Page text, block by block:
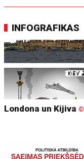
INFOGRAFIKAS
Londona un Kijiva ©